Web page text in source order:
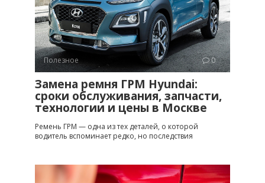
Полезное 0
Замена ремня ГРМ Hyundai:
сроки обслуживания, запчасти,
технологии и цены в Москве
Ремень ГРМ — одна из тех деталей, о которой
водитель вспоминает редко, но последствия